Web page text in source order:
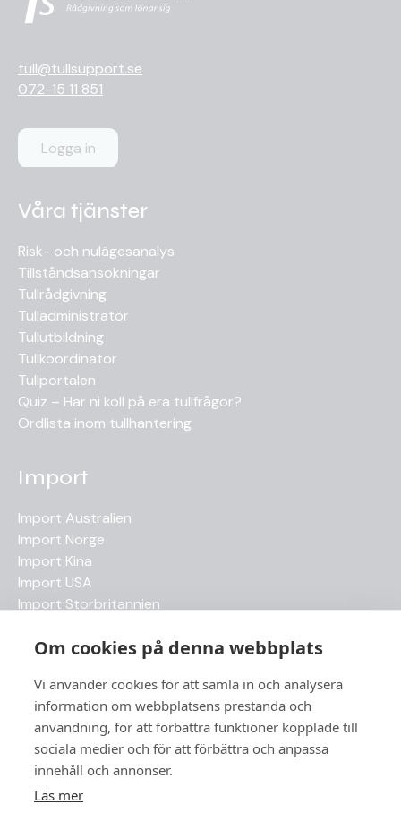
Om cookies på denna webbplats
Vi använder cookies för att samla in och analysera
information om webbplatsens prestanda och
användning, för att förbättra funktioner kopplade till
sociala medier och för att förbättra och anpassa
innehåll och annonser.
Läs mer
tull@tullsupport.se
072-15 11 851
Logga in
Våra tjänster
Risk- och nulägesanalys
Tillståndsansökningar
Tullrådgivning
Tulladministratör
Tullutbildning
Tullkoordinator
Tullportalen
Quiz – Har ni koll på era tullfrågor?
Ordlista inom tullhantering
Import
Import Australien
Import Norge
Import Kina
Import USA
Import Storbritannien
Senaste artiklarna
Betala tull – när, hur och vem som ansvarar
Frihandel – så fungerar det i praktiken
Temporär import
ATA-Carnet